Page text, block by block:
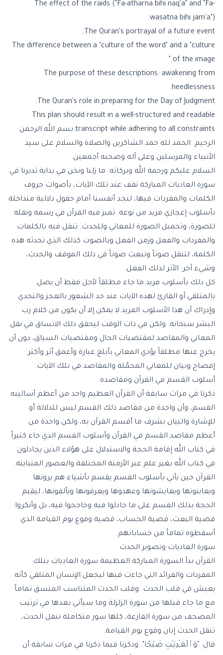
The effect of the raids ("Fa-atharna bihi naq'a" and "Fa-
wasatna bihi jam'a").
The Quran's portrayal of a future event.
The difference between a "culture of the word" and a "culture
of the image."
The purpose of these descriptions: awakening from
heedlessness.
The Quran's role in preparing for the Day of Judgment.
This plan should result in a well-structured and readable
transcript while adhering to all constraints.بسم الله الرحمن
الرحيم. الحمد لله حمد الشاكرين والصلاة والسلام على سيد
الأنبياء والمرسلين وعلى آله وصحبه أجمعين.
السلام عليكم ورحمة الله وبركاته. ما زلنا ونحن في بداية تدبرنا في
سورة العاديات المباركة نقف عند تلك الآيات، بأصوات حروف
الكلمات والمفردات فيها، لنجد أنفسنا أمام حقول دلالية متداخلة
بأسلوب إعجازي فريد من نوعه. تميز فيه القرآن في رسمه ونقله
للصورة، وتحميل الصورة للمعاني وللحدث. تنقل فيه بالكلمات
والمفردات والفعل وزمن الفعل وبالصوت كذلك الذي تحدثه هذه
الكلمة، لتنقل صوتاً وتبعث صوتاً في ذلك الموقف والحدث،
وشيء آخر: الأثر لذلك الفعل.
كل ذلك بأسلوب فريد ما جاء مطلقاً لأجل فقط أن يصل
بالمتلقي أو القارئ لهذه الآيات عند حد الشعور بالعجز والتحدي
وإدراك أن هذا الأسلوب الفريد لا يمكن إلا أن يكون من كلام رب
البشر سبحانه. ولكن في ذات الوقت ليحقق ذلك الاتساق في نقل
المعاني والمقاصد لمقتضيات الحال ومقتضيات السياق، دون أن
يخرج عنها مطلقاً يؤدي المعاني بأبلغ عبارة وأعمق أثر وأكثر
إفصاح وبيان للمعاني المحمّلة والمقاصد في تلك الآيات.
أسلوب القسم في القرآن ومقاصده
ذكرنا في مرات سابقة أن القرآن العظيم واحد من أعظم أساليبه
القسم، وأن واحدة من مقاصد ذلك القسم ليس للدلالة أو
للإشارة والبيان بشرف ما أقسم القرآن به، ولكن واحدة من
أعظم مقاصد القسم في القرآن وأسلوب القسم الذي جاء كثيراً
في كتاب الله إقامة الحجة والاستدلال على هؤلاء الذين يجادلون
في كتاب الله بغير علم عبر الأزمنة المختلفة والعصور المتباينة.
القرآن حين يأتي بأسلوب القسم يقسم بأشياء هم يرونها
ويعاينونها ويعايشونها وعهدوها ويعرفونها ويألفونها، ليقيم
الحجة بذلك القسم على ما جادلوا فيه وحاججوا فيه، بل وأنكروا:
قضية البعث، قضية الحساب، قضية وقوع يوم القيامة الذي
أسقطوه تماماً من حساباتهم.
سورة العاديات وتصوير الحدث
القرآن بدأ السورة المباركة العظيمة سورة العاديات بتلك
المفردات والفرائد التي جاءت فيها ليجعل الإنسان المتلقي كأنه
يعيش في قلب الحدث. وقلب الحدث المتناسب المتسق تماماً
مع ما جاء قبلها من سورة الزلزلة وما سيأتي بعدها في ترتيب
المصحف من سورة القارعة، كلها سور متكاملة تنقل الحدث،
تنقل الحدث إبان وقوع يوم القيامة.
قال: "وَٱلْعَـٰدِيَـٰتِ ضَبْحًا". وذكرنا فيما ذكرنا في مرات سابقة أن